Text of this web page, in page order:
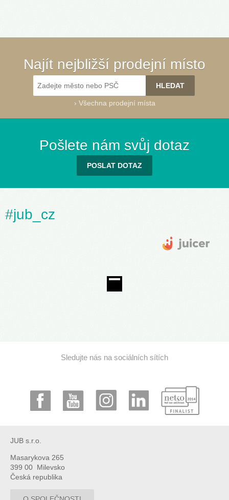
Najít nejbližší prodejní místo
› Všechna prodejní místa
Pošlete nám svůj dotaz
POSLAT DOTAZ
#jub_cz
Sledujte nás na sociálních sítích
JUB s.r.o.
Masarykova 265
399 00 Milevsko
Česká republika